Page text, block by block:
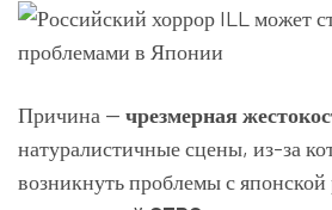
Причина — чрезмерная
натуралистичные сцены, из-за
возникнуть проблемы с японской